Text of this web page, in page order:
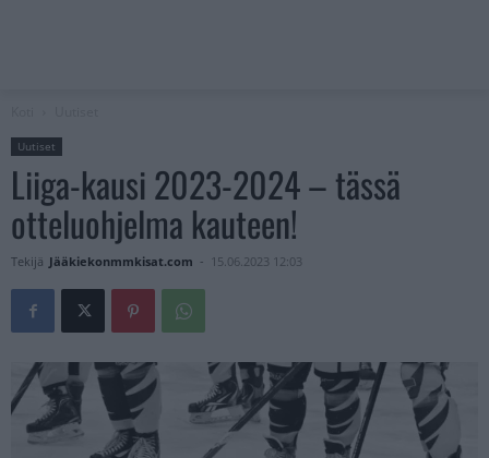
Uutiset
Liiga-kausi 2023-2024 – tässä
otteluohjelma kauteen!
Tekijä Jääkiekonmmkisat.com - 15.06.2023 12:03